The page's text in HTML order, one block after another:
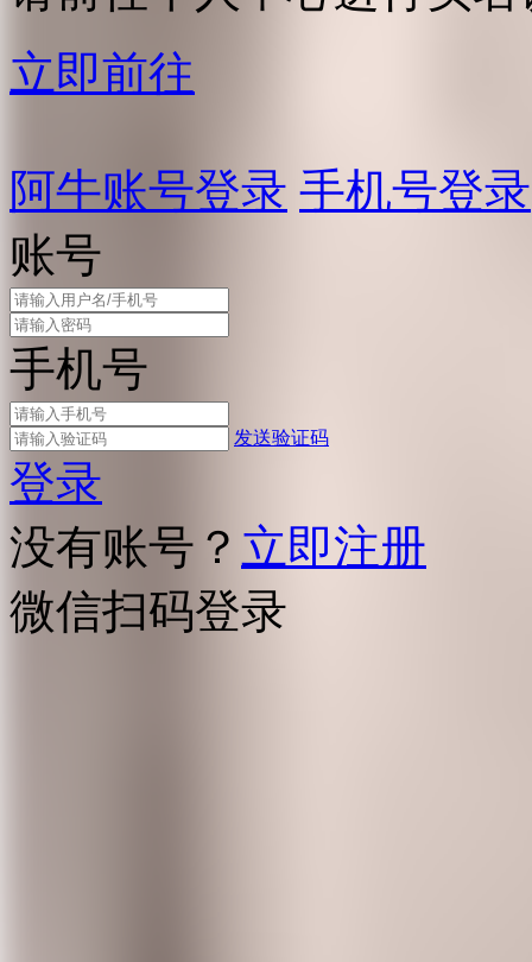
立即前往
阿牛账号登录 手机号登录
账号
手机号
发送验证码
登录
没有账号？ 立即注册
微信扫码登录